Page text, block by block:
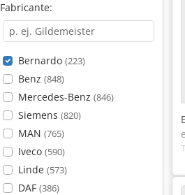
Fabricante:
Bernardo (223)
Benz (848)
Mercedes-Benz (846)
Siemens (820)
MAN (765)
Iveco (590)
Linde (573)
DAF (386)